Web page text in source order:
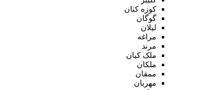
کوزه کنان
گوگان
لیلان
مراغه
مرند
ملک کیان
ملکان
ممقان
مهربان